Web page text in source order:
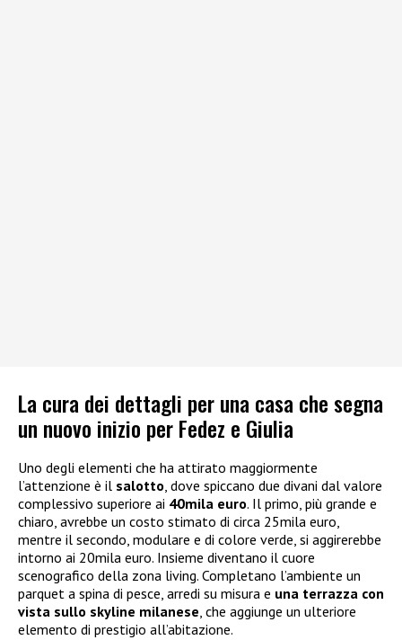
La cura dei dettagli per una casa che segna
un nuovo inizio per Fedez e Giulia
Uno degli elementi che ha attirato maggiormente
l’attenzione è il salotto, dove spiccano due divani dal valore
complessivo superiore ai 40mila euro. Il primo, più grande e
chiaro, avrebbe un costo stimato di circa 25mila euro,
mentre il secondo, modulare e di colore verde, si aggirerebbe
intorno ai 20mila euro. Insieme diventano il cuore
scenografico della zona living. Completano l’ambiente un
parquet a spina di pesce, arredi su misura e una terrazza con
vista sullo skyline milanese, che aggiunge un ulteriore
elemento di prestigio all’abitazione.